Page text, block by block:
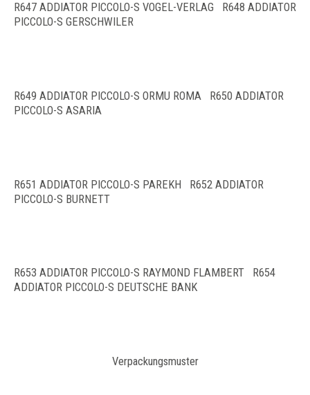
R647 ADDIATOR PICCOLO-S VOGEL-VERLAG R648 ADDIATOR
PICCOLO-S GERSCHWILER
R649 ADDIATOR PICCOLO-S ORMU ROMA R650 ADDIATOR
PICCOLO-S ASARIA
R651 ADDIATOR PICCOLO-S PAREKH R652 ADDIATOR
PICCOLO-S BURNETT
R653 ADDIATOR PICCOLO-S RAYMOND FLAMBERT R654
ADDIATOR PICCOLO-S DEUTSCHE BANK
Verpackungsmuster